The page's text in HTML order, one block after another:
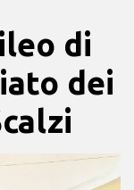
di
dei